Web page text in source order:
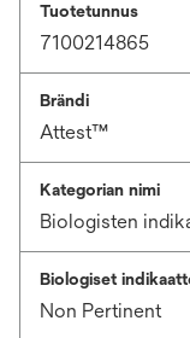
Tuotetunnus
7100214865
Brändi
Attest™
Kategorian nimi
Biologisten
Biologiset
Non Pertinent